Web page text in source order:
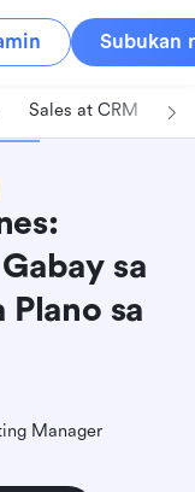
Subukan
Sales at CRM
sa
Plano sa
Manager